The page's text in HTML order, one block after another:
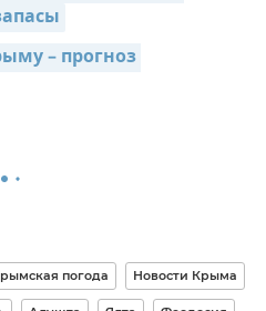
– прогноз
погода Новости Крыма